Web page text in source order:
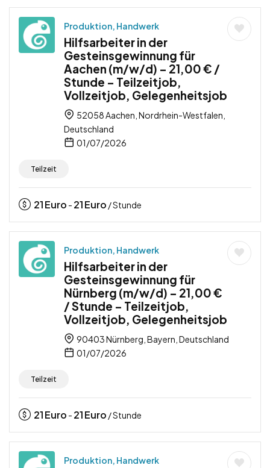
Produktion, Handwerk
Hilfsarbeiter in der
Gesteinsgewinnung für
Aachen (m/w/d) – 21,00 € /
Stunde – Teilzeitjob,
Vollzeitjob, Gelegenheitsjob
52058 Aachen, Nordrhein-Westfalen,
Deutschland
01/07/2026
Teilzeit
21Euro - 21Euro / Stunde
Produktion, Handwerk
Hilfsarbeiter in der
Gesteinsgewinnung für
Nürnberg (m/w/d) – 21,00 €
/ Stunde – Teilzeitjob,
Vollzeitjob, Gelegenheitsjob
90403 Nürnberg, Bayern, Deutschland
01/07/2026
Teilzeit
21Euro - 21Euro / Stunde
Produktion, Handwerk